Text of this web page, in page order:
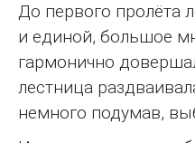
До первого пролёта
и единой, большое
гармонично
лестница
немного подумав,